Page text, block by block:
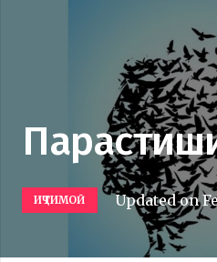
ИҶТИМОӢ Updated on